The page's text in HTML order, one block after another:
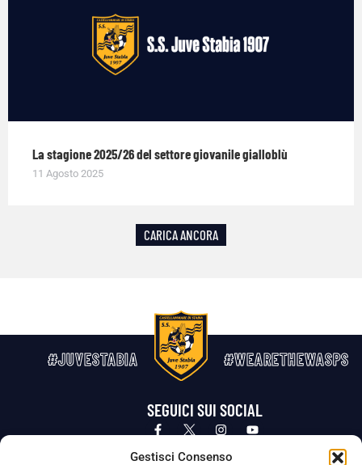
Gestisci Consenso
La stagione 2025/26 del settore giovanile gialloblù
11 Agosto 2025
CARICA ANCORA
#JUVESTABIA #WEARETHEWASPS
SEGUICI SUI SOCIAL
Privacy Policy Cookie Policy